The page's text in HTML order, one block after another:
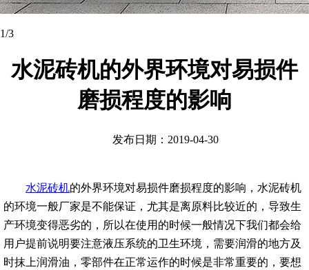
2/3
水泥砖机的外界环境对易损件
磨损程度的影响
发布日期：2019-04-30
水泥砖机的外界环境对易损件磨损程度的影响，水泥砖机
的环境一般厂家是不能保证，尤其是离原料比较近的，导致生
产环境变得恶劣的，所以在使用的时候一般情况下我们都会给
用户提前说明要注意液压系统的卫生环境，需要润滑的地方及
时抹上润滑油，零部件在正常运作的时候是非常重要的，要想